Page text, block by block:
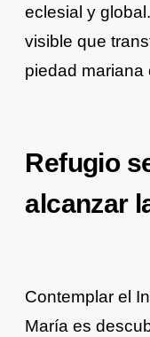
eclesial y
visible que
piedad mariana
Refugio
alcanzar
Contemplar el
María es